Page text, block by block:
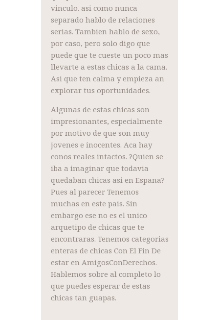
vinculo. asi como nunca
separado hablo de relaciones
serias. Tambien hablo de sexo,
por caso, pero solo digo que
puede que te cueste un poco mas
llevarte a estas chicas a la cama.
Asi que ten calma y empieza an
explorar tus oportunidades.
Algunas de estas chicas son
impresionantes, especialmente
por motivo de que son muy
jovenes e inocentes. Aca hay
conos reales intactos. ?Quien se
iba a imaginar que todavia
quedaban chicas asi en Espana?
Pues al parecer Tenemos
muchas en este pais. Sin
embargo ese no es el unico
arquetipo de chicas que te
encontraras. Tenemos categorias
enteras de chicas Con El Fin De
estar en AmigosConDerechos.
Hablemos sobre al completo lo
que puedes esperar de estas
chicas tan guapas.